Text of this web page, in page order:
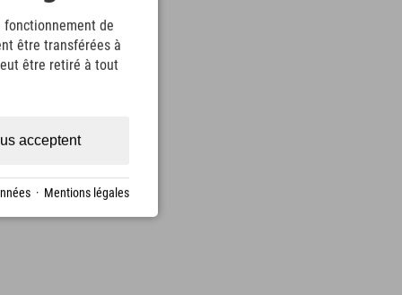
de
être transférées à
être retiré à tout
acceptent
· Mentions légales